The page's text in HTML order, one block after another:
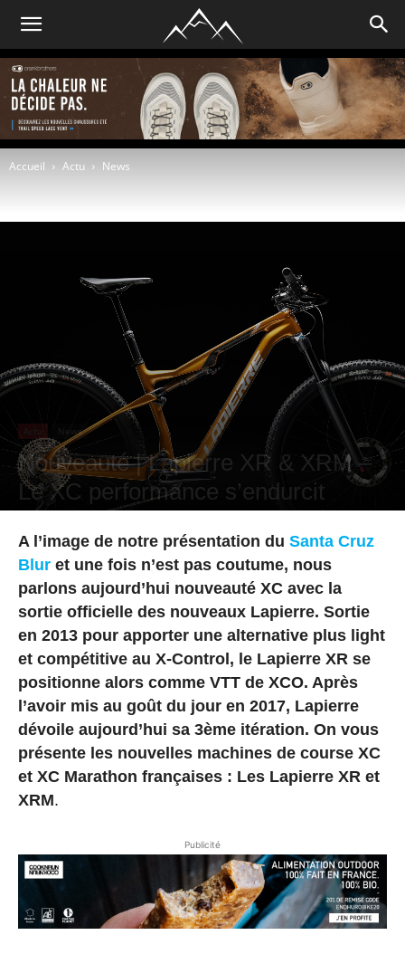
Accueil Actu News
News
Nouveauté | Lapierre XR & XRM –
Le XC performance s’endurcit
A l’image de notre présentation du Santa Cruz
Blur et une fois n’est pas coutume, nous
parlons aujourd’hui nouveauté XC avec la
sortie officielle des nouveaux Lapierre. Sortie
en 2013 pour apporter une alternative plus light
et compétitive au X-Control, le Lapierre XR se
positionne alors comme VTT de XCO. Après
l’avoir mis au goût du jour en 2017, Lapierre
dévoile aujourd’hui sa 3ème itération. On vous
présente les nouvelles machines de course XC
et XC Marathon françaises : Les Lapierre XR et
XRM.
Publicité